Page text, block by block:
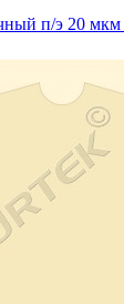
п/э 20